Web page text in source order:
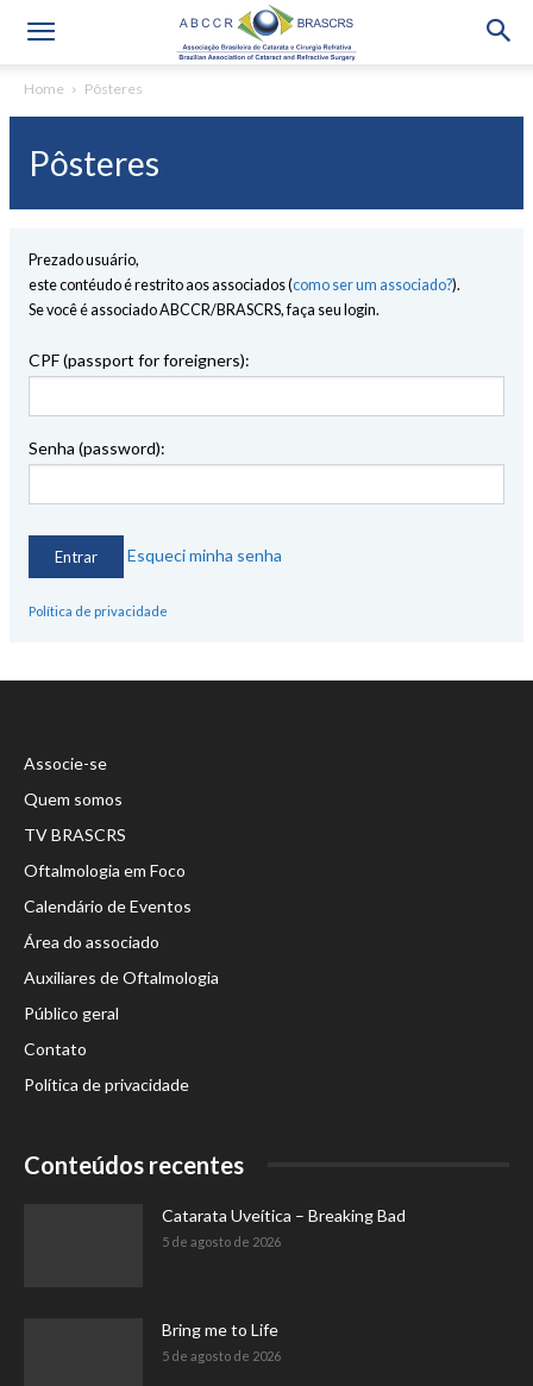
Home Pôsteres
Pôsteres
Prezado usuário,
este contéudo é restrito aos associados (como ser um associado?).
Se você é associado ABCCR/BRASCRS, faça seu login.
CPF (passport for foreigners):
Senha (password):
Esqueci minha senha
Política de privacidade
Associe-se
Quem somos
TV BRASCRS
Oftalmologia em Foco
Calendário de Eventos
Área do associado
Auxiliares de Oftalmologia
Público geral
Contato
Política de privacidade
Conteúdos recentes
Catarata Uveítica – Breaking Bad
5 de agosto de 2026
Bring me to Life
5 de agosto de 2026